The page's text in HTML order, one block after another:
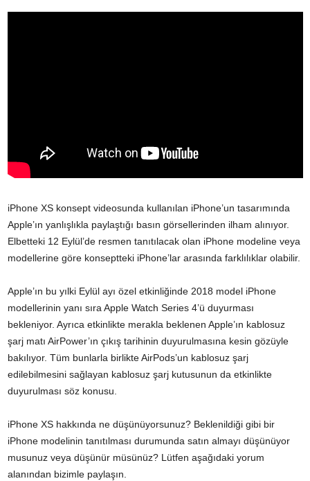
iPhone XS konsept videosunda kullanılan iPhone’un tasarımında
Apple’ın yanlışlıkla paylaştığı basın görsellerinden ilham alınıyor.
Elbetteki 12 Eylül’de resmen tanıtılacak olan iPhone modeline veya
modellerine göre konseptteki iPhone’lar arasında farklılıklar olabilir.
Apple’ın bu yılki Eylül ayı özel etkinliğinde 2018 model iPhone
modellerinin yanı sıra Apple Watch Series 4’ü duyurması
bekleniyor. Ayrıca etkinlikte merakla beklenen Apple’ın kablosuz
şarj matı AirPower’ın çıkış tarihinin duyurulmasına kesin gözüyle
bakılıyor. Tüm bunlarla birlikte AirPods’un kablosuz şarj
edilebilmesini sağlayan kablosuz şarj kutusunun da etkinlikte
duyurulması söz konusu.
iPhone XS hakkında ne düşünüyorsunuz? Beklenildiği gibi bir
iPhone modelinin tanıtılması durumunda satın almayı düşünüyor
musunuz veya düşünür müsünüz? Lütfen aşağıdaki yorum
alanından bizimle paylaşın.